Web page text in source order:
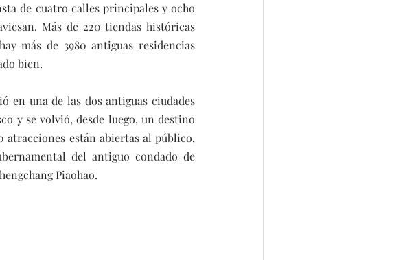
de cuatro calles principales y ocho
Más de 220 tiendas históricas
más de 3980 antiguas residencias
bien.
en una de las dos antiguas ciudades
y se volvió, desde luego, un destino
atracciones están abiertas al público,
del antiguo condado de
Piaohao.